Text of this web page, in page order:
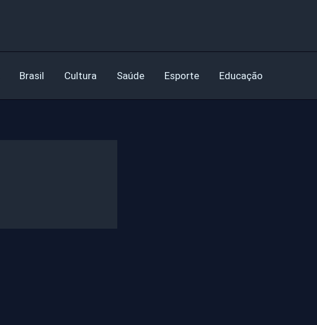
Brasil Cultura Saúde Esporte Educação